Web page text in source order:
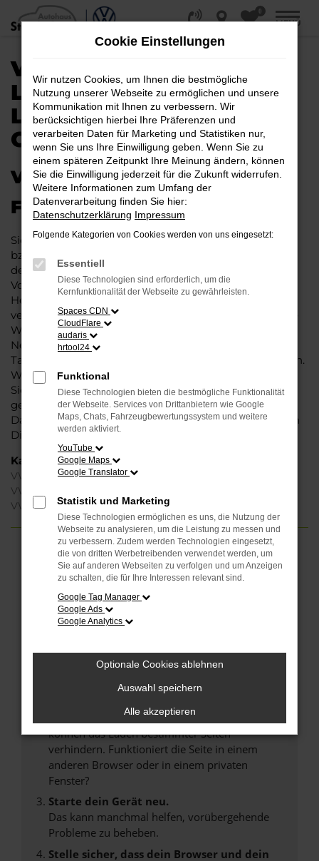
Zum
Hauptinhalt
0
MENÜ
VW TAIGO KAUFEN,
LEASEN, FINANZIEREN |
LIEFERSERVICE NACH
GÜTERSLOH
VW TAIGO – IHR PERFEKTES
FAHRZEUG FÜR GÜTERSLOH
Sie möchten in Gütersloh und Umgebung mobil sein
bzw. mobil bleiben. Unser Vorschlag ist ein VW Taigo,
denn dieses Fahrzeug vereint eine ganze Reihe an
Vorzügen. Da ist zunächst einmal die Tradition des
Herstellers. Ein VW Taigo für Gütersloh ist perfekt
verarbeitet und auf Langlebigkeit ausgelegt. Auf diese
Weise können Sie unbedenklich sowohl einen
Neuwagen als auch einen Gebrauchten, sowohl eine
Tageszulassung als auch einen Jahreswagen erwerben.
Wenn Sie sich für Steinböhmer entscheiden, erhalten
Sie einen erheblichen Nachlass bzw. Rabatt und
genießen zudem einen außergewöhnlichen Service.
Das beginnt bei der Beratung und setzt sich mit vielen
Dienstleistungen unserer Meisterwerkstatt fort.
Kategorie
VW Taigo Gebrauchtwagen Gütersloh
VW Taigo Neuwagen Gütersloh
VW Taigo Gütersloh
FEHLER: NETWORK ERROR
Beim Laden ist ein Fehler aufgetreten.
Hier sind ein paar Tipps, die dir helfen können:
Internetverbindung.
Laden andere Webseiten, zum Beispiel deine
Suchmaschine?
Manche Erweiterungen, wie Werbeblocker,
können das Laden bestimmter Seiten
verhindern. Funktioniert die Seite in einem
anderen Browser oder in einem privaten
Fenster?
Starte dein Gerät neu.
Das kann manchmal helfen, vorübergehende
Probleme zu beheben.
Stelle sicher, dass dein Browser und dein
Cookie Einstellungen
Wir nutzen Cookies, um Ihnen die bestmögliche
Nutzung unserer Webseite zu ermöglichen und unsere
Kommunikation mit Ihnen zu verbessern. Wir
berücksichtigen hierbei Ihre Präferenzen und
verarbeiten Daten für Marketing und Statistiken nur,
wenn Sie uns Ihre Einwilligung geben. Wenn Sie zu
einem späteren Zeitpunkt Ihre Meinung ändern, können
Sie die Einwilligung jederzeit für die Zukunft widerrufen.
Weitere Informationen zum Umfang der
Datenverarbeitung finden Sie hier:
Datenschutzerklärung Impressum
Folgende Kategorien von Cookies werden von uns eingesetzt:
Essentiell
Diese Technologien sind erforderlich, um die
Kernfunktionalität der Webseite zu gewährleisten.
Spaces CDN
CloudFlare
audaris
hrtool24
Funktional
Diese Technologien bieten die bestmögliche Funktionalität
der Webseite. Services von Drittanbietern wie Google
Maps, Chats, Fahrzeugbewertungssystem und weitere
werden aktiviert.
YouTube
Google Maps
Google Translator
Statistik und Marketing
Diese Technologien ermöglichen es uns, die Nutzung der
Webseite zu analysieren, um die Leistung zu messen und
zu verbessern. Zudem werden Technologien eingesetzt,
die von dritten Werbetreibenden verwendet werden, um
Sie auf anderen Webseiten zu verfolgen und um Anzeigen
zu schalten, die für Ihre Interessen relevant sind.
Google Tag Manager
Google Ads
Google Analytics
Optionale Cookies ablehnen
Auswahl speichern
Alle akzeptieren